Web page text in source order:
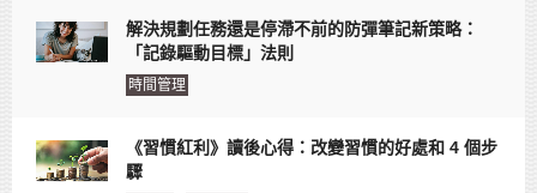
解決規劃任務還是停滯不前的防彈筆記新策略：
「記錄驅動目標」法則
時間管理
《習慣紅利》讀後心得：改變習慣的好處和 4 個步
驟